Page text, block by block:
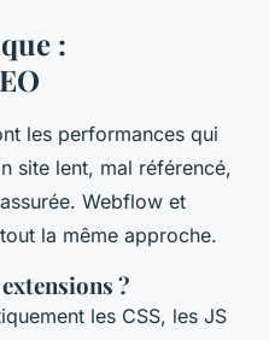
:
les performances qui
site lent, mal référencé,
Webflow et
la même approche.
?
les CSS, les JS